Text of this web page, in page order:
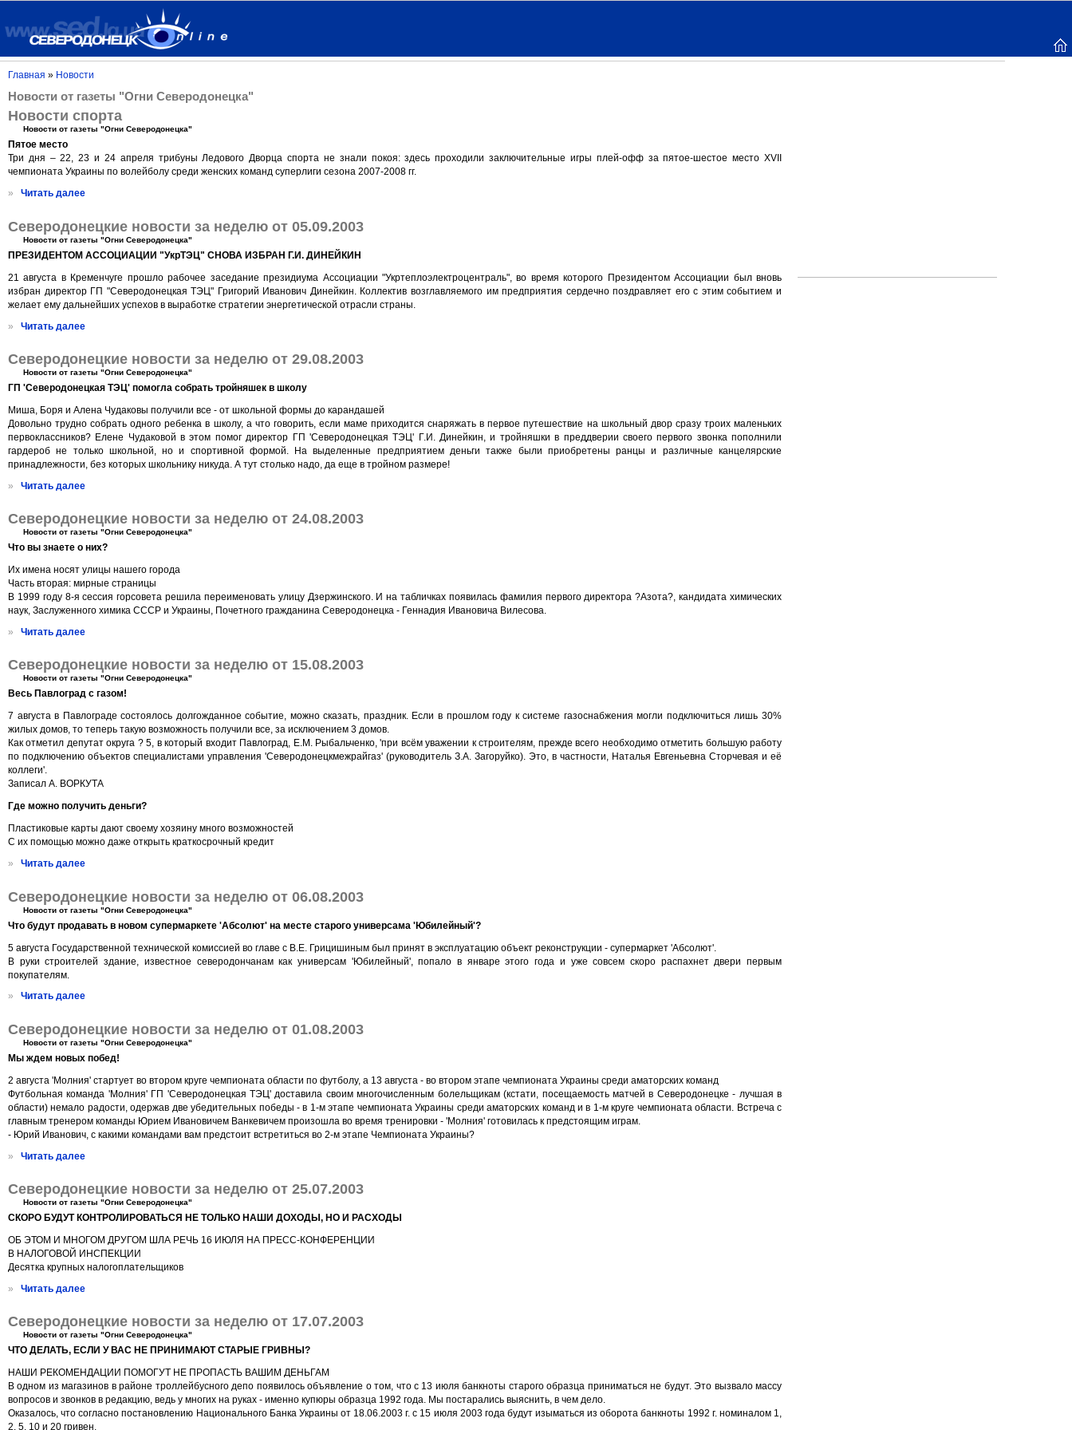
Главная » Новости
Новости от газеты "Огни Северодонецка"
Новости спорта
Новости от газеты "Огни Северодонецка"
Пятое место
Три дня – 22, 23 и 24 апреля трибуны Ледового Дворца спорта не знали покоя: здесь проходили заключительные игры плей-офф за пятое-шестое место XVII
чемпионата Украины по волейболу среди женских команд суперлиги сезона 2007-2008 гг.
»
Читать далее
Северодонецкие новости за неделю от 05.09.2003
Новости от газеты "Огни Северодонецка"
ПРЕЗИДЕНТОМ АССОЦИАЦИИ "УкрТЭЦ" СНОВА ИЗБРАН Г.И. ДИНЕЙКИН
21 августа в Кременчуге прошло рабочее заседание президиума Ассоциации "Укртеплоэлектроцентраль", во время которого Президентом Ассоциации был вновь
избран директор ГП "Северодонецкая ТЭЦ" Григорий Иванович Динейкин. Коллектив возглавляемого им предприятия сердечно поздравляет его с этим событием и
желает ему дальнейших успехов в выработке стратегии энергетической отрасли страны.
»
Читать далее
Северодонецкие новости за неделю от 29.08.2003
Новости от газеты "Огни Северодонецка"
ГП 'Северодонецкая ТЭЦ' помогла собрать тройняшек в школу
Миша, Боря и Алена Чудаковы получили все - от школьной формы до карандашей
Довольно трудно собрать одного ребенка в школу, а что говорить, если маме приходится снаряжать в первое путешествие на школьный двор сразу троих маленьких
первоклассников? Елене Чудаковой в этом помог директор ГП 'Северодонецкая ТЭЦ' Г.И. Динейкин, и тройняшки в преддверии своего первого звонка пополнили
гардероб не только школьной, но и спортивной формой. На выделенные предприятием деньги также были приобретены ранцы и различные канцелярские
принадлежности, без которых школьнику никуда. А тут столько надо, да еще в тройном размере!
»
Читать далее
Северодонецкие новости за неделю от 24.08.2003
Новости от газеты "Огни Северодонецка"
Что вы знаете о них?
Их имена носят улицы нашего города
Часть вторая: мирные страницы
В 1999 году 8-я сессия горсовета решила переименовать улицу Дзержинского. И на табличках появилась фамилия первого директора ?Азота?, кандидата химических
наук, Заслуженного химика СССР и Украины, Почетного гражданина Северодонецка - Геннадия Ивановича Вилесова.
»
Читать далее
Северодонецкие новости за неделю от 15.08.2003
Новости от газеты "Огни Северодонецка"
Весь Павлоград с газом!
7 августа в Павлограде состоялось долгожданное событие, можно сказать, праздник. Если в прошлом году к системе газоснабжения могли подключиться лишь 30%
жилых домов, то теперь такую возможность получили все, за исключением 3 домов.
Как отметил депутат округа ? 5, в который входит Павлоград, Е.М. Рыбальченко, 'при всём уважении к строителям, прежде всего необходимо отметить большую работу
по подключению объектов специалистами управления 'Северодонецкмежрайгаз' (руководитель З.А. Загоруйко). Это, в частности, Наталья Евгеньевна Сторчевая и её
коллеги'.
Записал А. ВОРКУТА
Где можно получить деньги?
Пластиковые карты дают своему хозяину много возможностей
С их помощью можно даже открыть краткосрочный кредит
»
Читать далее
Северодонецкие новости за неделю от 06.08.2003
Новости от газеты "Огни Северодонецка"
Что будут продавать в новом супермаркете 'Абсолют' на месте старого универсама 'Юбилейный'?
5 августа Государственной технической комиссией во главе с В.Е. Грицишиным был принят в эксплуатацию объект реконструкции - супермаркет 'Абсолют'.
В руки строителей здание, известное северодончанам как универсам 'Юбилейный', попало в январе этого года и уже совсем скоро распахнет двери первым
покупателям.
»
Читать далее
Северодонецкие новости за неделю от 01.08.2003
Новости от газеты "Огни Северодонецка"
Мы ждем новых побед!
2 августа 'Молния' стартует во втором круге чемпионата области по футболу, а 13 августа - во втором этапе чемпионата Украины среди аматорских команд
Футбольная команда 'Молния' ГП 'Северодонецкая ТЭЦ' доставила своим многочисленным болельщикам (кстати, посещаемость матчей в Северодонецке - лучшая в
области) немало радости, одержав две убедительных победы - в 1-м этапе чемпионата Украины среди аматорских команд и в 1-м круге чемпионата области. Встреча с
главным тренером команды Юрием Ивановичем Ванкевичем произошла во время тренировки - 'Молния' готовилась к предстоящим играм.
- Юрий Иванович, с какими командами вам предстоит встретиться во 2-м этапе Чемпионата Украины?
»
Читать далее
Северодонецкие новости за неделю от 25.07.2003
Новости от газеты "Огни Северодонецка"
СКОРО БУДУТ КОНТРОЛИРОВАТЬСЯ НЕ ТОЛЬКО НАШИ ДОХОДЫ, НО И РАСХОДЫ
ОБ ЭТОМ И МНОГОМ ДРУГОМ ШЛА РЕЧЬ 16 ИЮЛЯ НА ПРЕСС-КОНФЕРЕНЦИИ
В НАЛОГОВОЙ ИНСПЕКЦИИ
Десятка крупных налогоплательщиков
»
Читать далее
Северодонецкие новости за неделю от 17.07.2003
Новости от газеты "Огни Северодонецка"
ЧТО ДЕЛАТЬ, ЕСЛИ У ВАС НЕ ПРИНИМАЮТ СТАРЫЕ ГРИВНЫ?
НАШИ РЕКОМЕНДАЦИИ ПОМОГУТ НЕ ПРОПАСТЬ ВАШИМ ДЕНЬГАМ
В одном из магазинов в районе троллейбусного депо появилось объявление о том, что с 13 июля банкноты старого образца приниматься не будут. Это вызвало массу
вопросов и звонков в редакцию, ведь у многих на руках - именно купюры образца 1992 года. Мы постарались выяснить, в чем дело.
Оказалось, что согласно постановлению Национального Банка Украины от 18.06.2003 г. с 15 июля 2003 года будут изыматься из оборота банкноты 1992 г. номиналом 1,
2, 5, 10 и 20 гривен.